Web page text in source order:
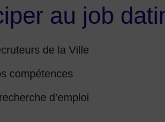
au job
de la Ville
compétences
d’emploi